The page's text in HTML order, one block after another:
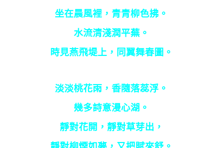
坐在晨風裡，青青柳色拂。
水流清淺潤平蕪。
時見燕飛堤上，同翼舞春圖。
淡淡桃花雨，香隨落蕊浮。
幾多詩意漫心湖。
靜對花開，靜對草芽出，